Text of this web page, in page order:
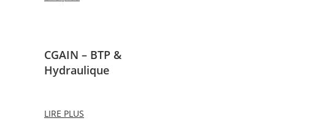
CGAIN – BTP &
Hydraulique
LIRE PLUS